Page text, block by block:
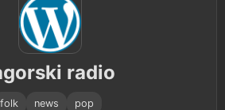
radio
folk news pop